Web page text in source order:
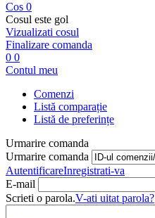
Cos 0
Cosul este gol
Vizualizati cosul
Finalizare comanda
0 0
Contul meu
Comenzi
Listă comparație
Listă de preferințe
Urmarire comanda
Urmarire comanda
AutentificareInregistrati-va
E-mail
Scrieti o parola.V-ati uitat parola?